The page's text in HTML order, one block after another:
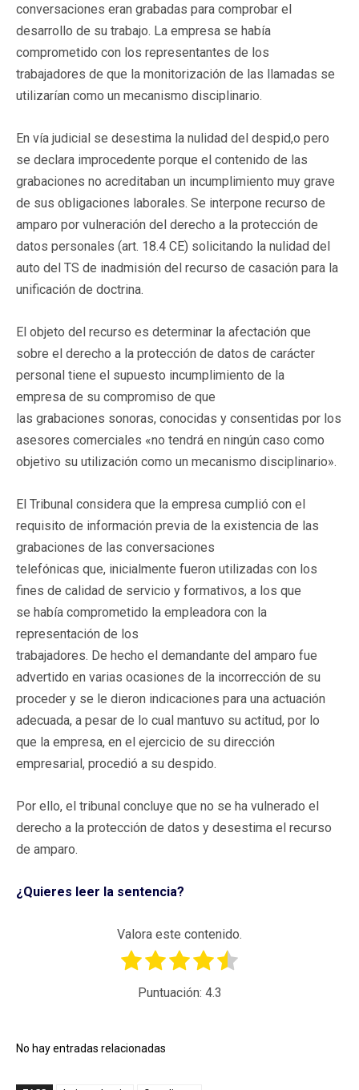
conversaciones eran grabadas para comprobar el
desarrollo de su trabajo. La empresa se había
comprometido con los representantes de los
trabajadores de que la monitorización de las llamadas se
utilizarían como un mecanismo disciplinario.
En vía judicial se desestima la nulidad del despid,o pero
se declara improcedente porque el contenido de las
grabaciones no acreditaban un incumplimiento muy grave
de sus obligaciones laborales. Se interpone recurso de
amparo por vulneración del derecho a la protección de
datos personales (art. 18.4 CE) solicitando la nulidad del
auto del TS de inadmisión del recurso de casación para la
unificación de doctrina.
El objeto del recurso es determinar la afectación que
sobre el derecho a la protección de datos de carácter
personal tiene el supuesto incumplimiento de la
empresa de su compromiso de que
las grabaciones sonoras, conocidas y consentidas por los
asesores comerciales «no tendrá en ningún caso como
objetivo su utilización como un mecanismo disciplinario».
El Tribunal considera que la empresa cumplió con el
requisito de información previa de la existencia de las
grabaciones de las conversaciones
telefónicas que, inicialmente fueron utilizadas con los
fines de calidad de servicio y formativos, a los que
se había comprometido la empleadora con la
representación de los
trabajadores. De hecho el demandante del amparo fue
advertido en varias ocasiones de la incorrección de su
proceder y se le dieron indicaciones para una actuación
adecuada, a pesar de lo cual mantuvo su actitud, por lo
que la empresa, en el ejercicio de su dirección
empresarial, procedió a su despido.
Por ello, el tribunal concluye que no se ha vulnerado el
derecho a la protección de datos y desestima el recurso
de amparo.
¿Quieres leer la sentencia?
Valora este contenido.
Puntuación: 4.3
No hay entradas relacionadas